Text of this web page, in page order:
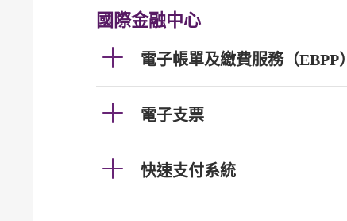
國際金融中心
電子帳單及繳費服務（EBPP）
電子支票
快速支付系統